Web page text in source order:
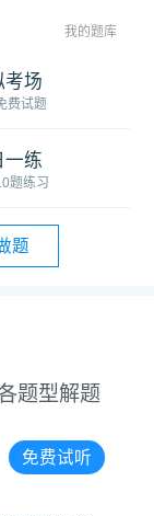
我的题库
考场
费试题
一练
题练习
题
解题
费试听